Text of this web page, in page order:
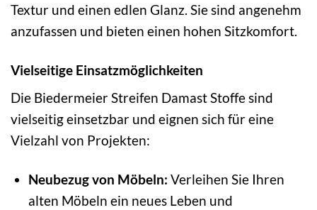
Textur und einen edlen Glanz. Sie sind angenehm
anzufassen und bieten einen hohen Sitzkomfort.
Vielseitige Einsatzmöglichkeiten
Die Biedermeier Streifen Damast Stoffe sind
vielseitig einsetzbar und eignen sich für eine
Vielzahl von Projekten:
Neubezug von Möbeln: Verleihen Sie Ihren
alten Möbeln ein neues Leben und